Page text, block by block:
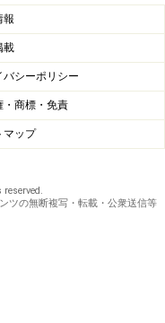
報
載
バシーポリシー
・商標・免責
マップ
ツの無断複写・転載・公衆送信等